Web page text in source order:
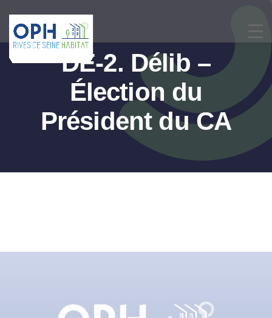
contenu
DE-2. Délib –
Élection du
Président du CA